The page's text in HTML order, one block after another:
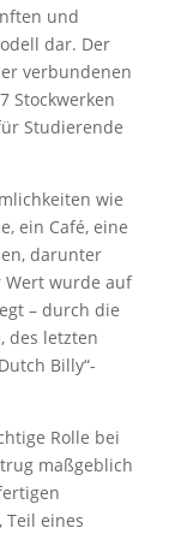
und
dar. Der
verbundenen
Stockwerken
Studierende
wie
ein Café, eine
darunter
Wert wurde auf
– durch die
des letzten
Billy“-
Rolle bei
maßgeblich
Teil eines